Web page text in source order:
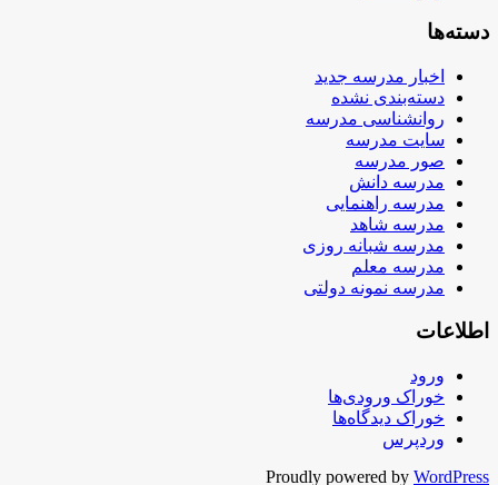
دسته‌ها
اخبار مدرسه جدید
دسته‌بندی نشده
روانشناسی مدرسه
سایت مدرسه
صور مدرسه
مدرسه دانش
مدرسه راهنمایی
مدرسه شاهد
مدرسه شبانه روزی
مدرسه معلم
مدرسه نمونه دولتی
اطلاعات
ورود
خوراک ورودی‌ها
خوراک دیدگاه‌ها
وردپرس
Proudly powered by WordPress